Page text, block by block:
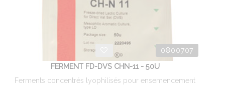
0800707
FERMENT FD-DVS CHN-11 - 50U
Ferments concentrés lyophilisés pour ensemencement